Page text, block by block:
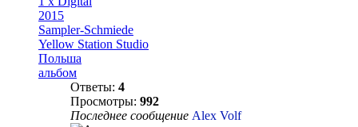
2015
Sampler-Schmiede
Yellow Station Studio
Польша
альбом
Ответы: 4
Просмотры: 992
Последнее сообщение Alex Volf